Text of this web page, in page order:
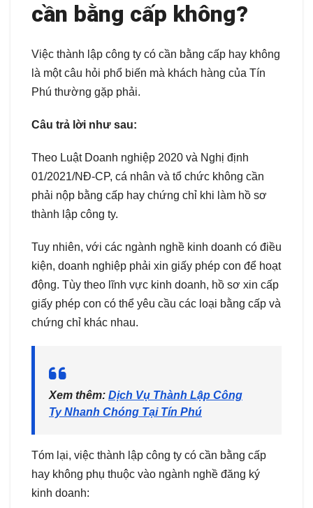
cần bằng cấp không?
Việc thành lập công ty có cần bằng cấp hay không
là một câu hỏi phổ biến mà khách hàng của Tín
Phú thường gặp phải.
Câu trả lời như sau:
Theo Luật Doanh nghiệp 2020 và Nghị định
01/2021/NĐ-CP, cá nhân và tổ chức không cần
phải nộp bằng cấp hay chứng chỉ khi làm hồ sơ
thành lập công ty.
Tuy nhiên, với các ngành nghề kinh doanh có điều
kiện, doanh nghiệp phải xin giấy phép con để hoạt
động. Tùy theo lĩnh vực kinh doanh, hồ sơ xin cấp
giấy phép con có thể yêu cầu các loại bằng cấp và
chứng chỉ khác nhau.
Xem thêm: Dịch Vụ Thành Lập Công
Ty Nhanh Chóng Tại Tín Phú
Tóm lại, việc thành lập công ty có cần bằng cấp
hay không phụ thuộc vào ngành nghề đăng ký
kinh doanh: